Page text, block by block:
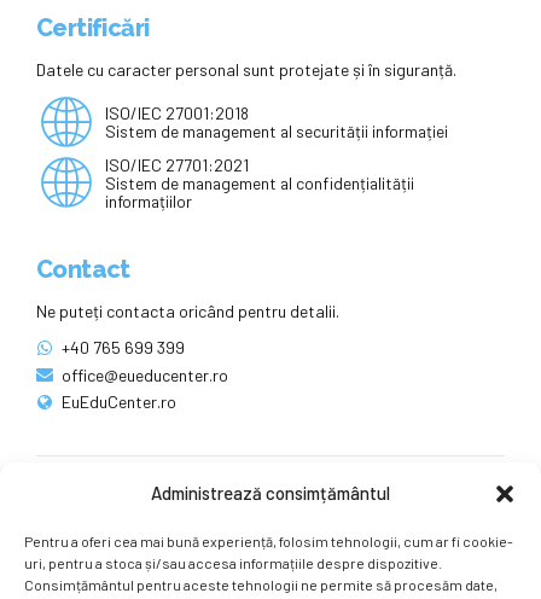
Administrează consimțământul
Pentru a oferi cea mai bună experiență, folosim tehnologii, cum ar fi cookie-
uri, pentru a stoca și/sau accesa informațiile despre dispozitive.
Consimțământul pentru aceste tehnologii ne permite să procesăm date,
Certificări
Datele cu caracter personal sunt protejate și în siguranță.
ISO/IEC 27001:2018
Sistem de management al securității informației
ISO/IEC 27701:2021
Sistem de management al confidențialității
informațiilor
Contact
Ne puteți contacta oricând pentru detalii.
+40 765 699 399
office@eueducenter.ro
EuEduCenter.ro
Ne puteți găsi și pe rețelele sociale.